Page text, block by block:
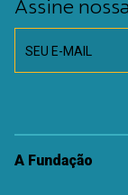
Assine
SEU E-MAIL
A Fundação